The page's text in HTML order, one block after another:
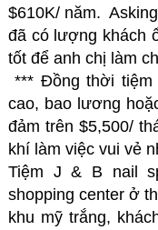
$610K/ năm.
đã có lượng khách
tốt để anh chị làm
*** Đồng thời tiệm
cao, bao lương
đảm trên $5,500/
khí làm việc vui vẻ
Tiệm J & B nail
shopping center ở
khu mỹ trắng,